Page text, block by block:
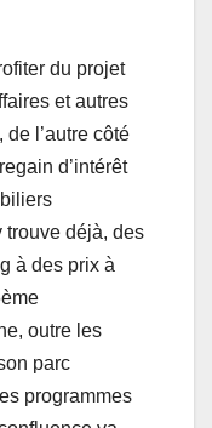
du projet
et autres
l’autre côté
d’intérêt
trouve déjà, des
à des prix à
outre les
parc
programmes